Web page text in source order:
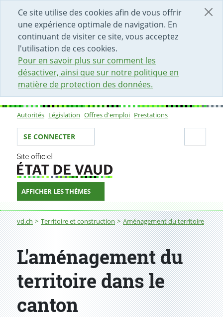
Ce site utilise des cookies afin de vous offrir
une expérience optimale de navigation. En
continuant de visiter ce site, vous acceptez
l'utilisation de ces cookies.
Pour en savoir plus sur comment les
désactiver, ainsi que sur notre politique en
matière de protection des données.
DÉBUT DU CONTENU DE LA PAGE
ACCÈS AU CHAMP DE RECHERCHE
PAGE D'ACCUEIL
FORMULAIRE DE CONTACT
Sous-navigation
Autorités Législation Offres d'emploi Prestations
Votre identité
SE CONNECTER
AFFICHER LES THÈMES
Fil d'Ariane
vd.ch Territoire et construction Aménagement du territoire
L'aménagement du territoire
L'aménagement du
territoire dans le
canton